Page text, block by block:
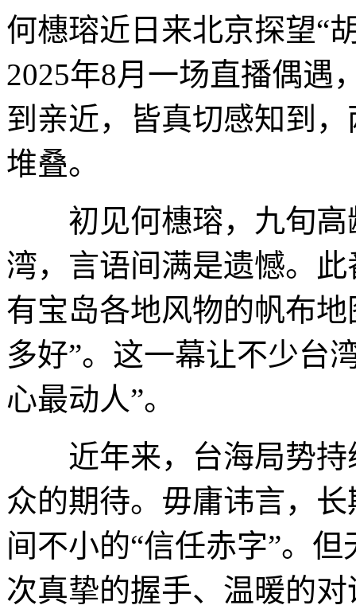
何橞瑢近日来北京探望“
2025年8月一场直播偶遇
到亲近，皆真切感知到
堆叠。
初见何橞瑢，九旬高
湾，言语间满是遗憾。
有宝岛各地风物的帆布
多好”。这一幕让不少台
心最动人”。
近年来，台海局势持
众的期待。毋庸讳言，
间不小的“信任赤字”。
次真挚的握手、温暖的